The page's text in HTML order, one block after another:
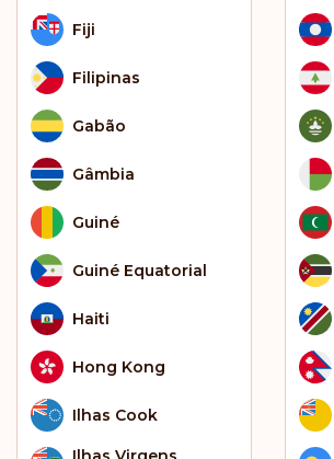
Fiji
Filipinas
Gabão
Gâmbia
Guiné
Guiné Equatorial
Haiti
Hong Kong
Ilhas Cook